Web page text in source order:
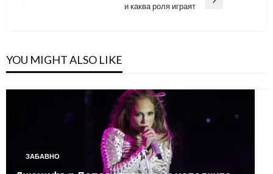
и каква роля играят
YOU MIGHT ALSO LIKE
ЗАБАВНО